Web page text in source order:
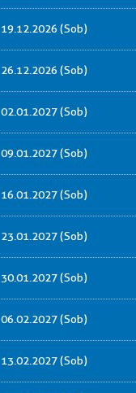
19.12.2026 (Sob)
26.12.2026 (Sob)
02.01.2027 (Sob)
09.01.2027 (Sob)
16.01.2027 (Sob)
23.01.2027 (Sob)
30.01.2027 (Sob)
06.02.2027 (Sob)
13.02.2027 (Sob)